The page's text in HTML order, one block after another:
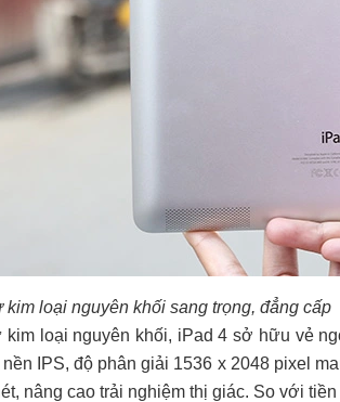
kim loại nguyên khối sang trọng, đẳng cấp
loại nguyên khối, iPad 4 sở hữu vẻ
IPS, độ phân giải 1536 x 2048 pixel
nâng cao trải nghiệm thị giác. So với